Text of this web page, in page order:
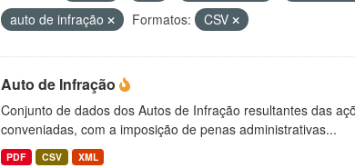
auto de infração
Formatos: CSV
Auto de Infração
Conjunto de dados dos Autos de Infração resultantes das
conveniadas, com a imposição de penas administrativas...
PDF CSV XML